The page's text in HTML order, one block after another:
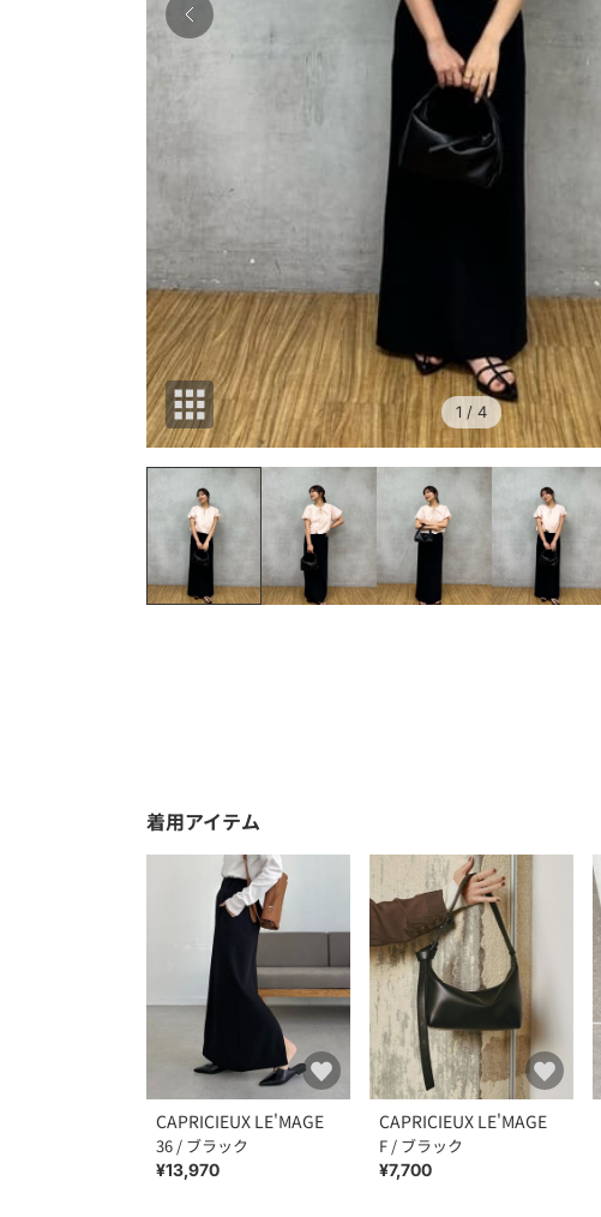
1 / 4
着用アイテム
CAPRICIEUX LE'MAGE
36 / ブラック
¥13,970
CAPRICIEUX LE'MAGE
F / ブラック
¥7,700